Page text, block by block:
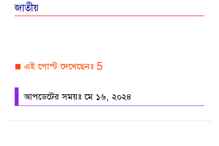
জাতীয়
■ এই পোস্ট দেখেছেনঃ 5
আপডেটের সময়ঃ মে ১৬, ২০২৪